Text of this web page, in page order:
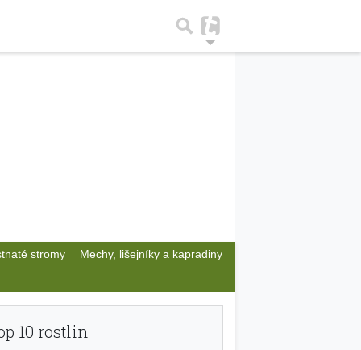
stromy Mechy, lišejníky a kapradiny
10 rostlin